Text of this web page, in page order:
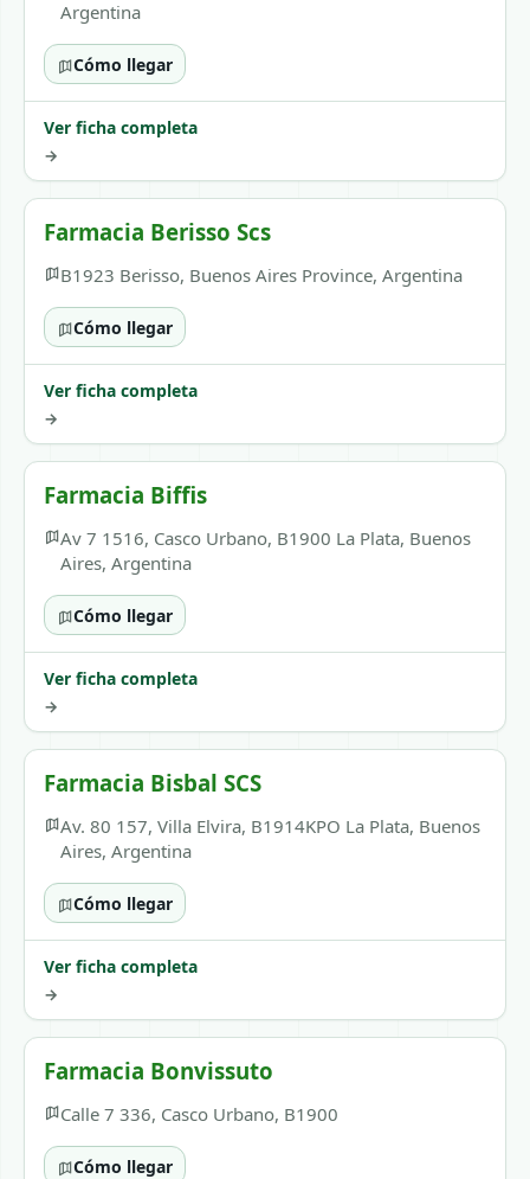
Argentina
Cómo llegar
Ver ficha completa
→
Farmacia Berisso Scs
B1923 Berisso, Buenos Aires Province, Argentina
Cómo llegar
Ver ficha completa
→
Farmacia Biffis
Av 7 1516, Casco Urbano, B1900 La Plata, Buenos
Aires, Argentina
Cómo llegar
Ver ficha completa
→
Farmacia Bisbal SCS
Av. 80 157, Villa Elvira, B1914KPO La Plata, Buenos
Aires, Argentina
Cómo llegar
Ver ficha completa
→
Farmacia Bonvissuto
Calle 7 336, Casco Urbano, B1900
Cómo llegar